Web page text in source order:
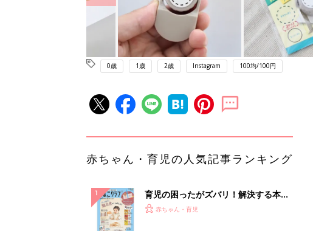
0歳 1歳 2歳 Instagram 100均/100円
赤ちゃん・育児の人気記事ランキング
育児の困ったがズバリ！解決する本
『ひよこクラブ 秋号』 4カ月～2才
赤ちゃん・育児